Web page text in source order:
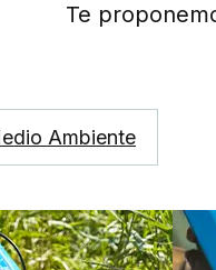
Te
Ambiente